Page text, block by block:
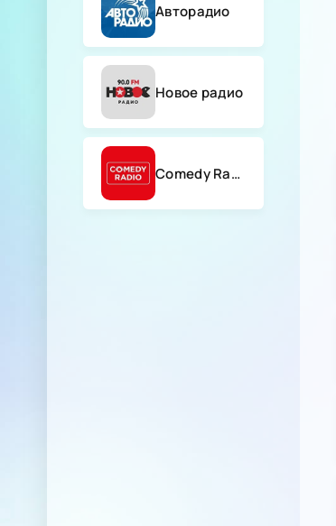
Авторадио
Новое радио
Comedy Radio